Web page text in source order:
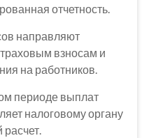
отчетность.
направляют
взносам и
на работников.
периоде выплат
налоговому органу